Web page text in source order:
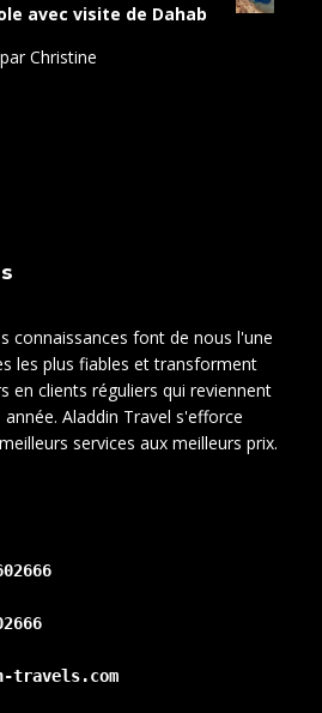
avec visite de Dahab
par Christine
connaissances font de nous l'une
les plus fiables et transforment
en clients réguliers qui reviennent
Aladdin Travel s'efforce
services aux meilleurs prix.
travels.com